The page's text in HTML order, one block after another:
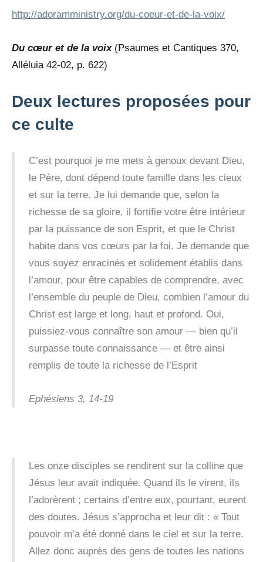
http://adoramministry.org/du-coeur-et-de-la-voix/
Du cœur et de la voix(Psaumes et Cantiques 370,
Alléluia 42-02, p. 622)
Deux lectures proposées pour
ce culte
C’est pourquoi je me mets à genoux devant Dieu,
le Père, dont dépend toute famille dans les cieux
et sur la terre. Je lui demande que, selon la
richesse de sa gloire, il fortifie votre être intérieur
par la puissance de son Esprit, et que le Christ
habite dans vos cœurs par la foi. Je demande que
vous soyez enracinés et solidement établis dans
l’amour, pour être capables de comprendre, avec
l’ensemble du peuple de Dieu, combien l’amour du
Christ est large et long, haut et profond. Oui,
puissiez-vous connaître son amour — bien qu’il
surpasse toute connaissance — et être ainsi
remplis de toute la richesse de l’Esprit
Ephésiens 3, 14-19
Les onze disciples se rendirent sur la colline que
Jésus leur avait indiquée. Quand ils le virent, ils
l’adorèrent ; certains d’entre eux, pourtant, eurent
des doutes. Jésus s’approcha et leur dit : « Tout
pouvoir m’a été donné dans le ciel et sur la terre.
Allez donc auprès des gens de toutes les nations